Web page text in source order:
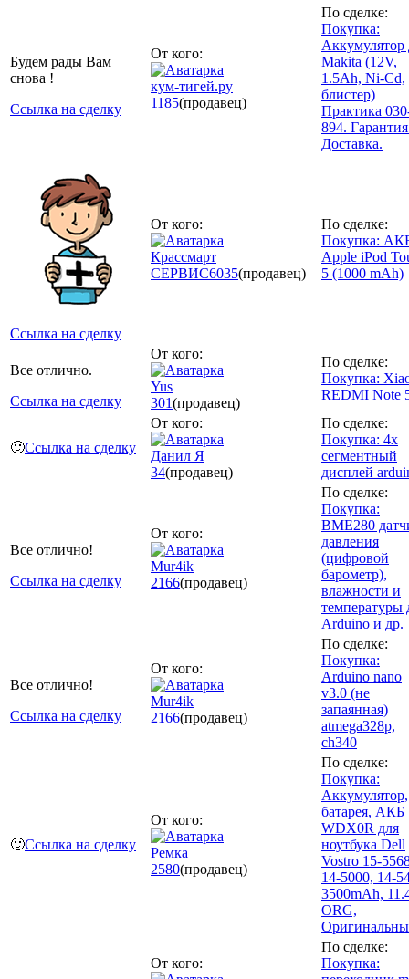
Будем рады Вам
снова !
Ссылка на сделку
От кого:
кум-тигей.ру
1185(продавец)
По сделке:
Покупка:
Аккумулятор
Makita (12V,
1.5Ah, Ni-Cd,
блистер)
Практика
894.
Доставка.
Ссылка на сделку
От кого:
Крассмарт
СЕРВИС6035(продавец)
По сделке:
Покупка:
Apple iPod
5 (1000 mAh)
Все отлично.
Ссылка на сделку
От кого:
Yus
301(продавец)
По сделке:
Покупка:
REDMI Note
🙂Ссылка на сделку
От кого:
Данил Я
34(продавец)
По сделке:
Покупка: 4х
сегментный
дисплей
Все отлично!
Ссылка на сделку
От кого:
Mur4ik
2166(продавец)
По сделке:
Покупка:
BME280
давления
(цифровой
барометр),
влажности и
температуры
Arduino и др.
Все отлично!
Ссылка на сделку
От кого:
Mur4ik
2166(продавец)
По сделке:
Покупка:
Arduino nano
v3.0 (не
запаянная)
atmega328p,
ch340
🙂Ссылка на сделку
От кого:
Ремка
2580(продавец)
По сделке:
Покупка:
Аккумулятор,
батарея, АКБ
WDX0R для
ноутбука Dell
Vostro 15-
14-5000, 14-
3500mAh,
ORG,
От кого:
По сделке:
Покупка: